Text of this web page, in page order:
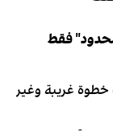
فقط
خطوة غريبة وغير